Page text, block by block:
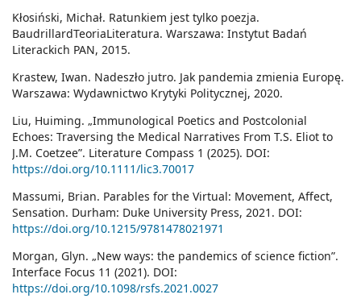
Kłosiński, Michał. Ratunkiem jest tylko poezja.
BaudrillardTeoriaLiteratura. Warszawa: Instytut Badań
Literackich PAN, 2015.
Krastew, Iwan. Nadeszło jutro. Jak pandemia zmienia Europę.
Warszawa: Wydawnictwo Krytyki Politycznej, 2020.
Liu, Huiming. „Immunological Poetics and Postcolonial
Echoes: Traversing the Medical Narratives From T.S. Eliot to
J.M. Coetzee”. Literature Compass 1 (2025). DOI:
https://doi.org/10.1111/lic3.70017
Massumi, Brian. Parables for the Virtual: Movement, Affect,
Sensation. Durham: Duke University Press, 2021. DOI:
https://doi.org/10.1215/9781478021971
Morgan, Glyn. „New ways: the pandemics of science fiction”.
Interface Focus 11 (2021). DOI:
https://doi.org/10.1098/rsfs.2021.0027